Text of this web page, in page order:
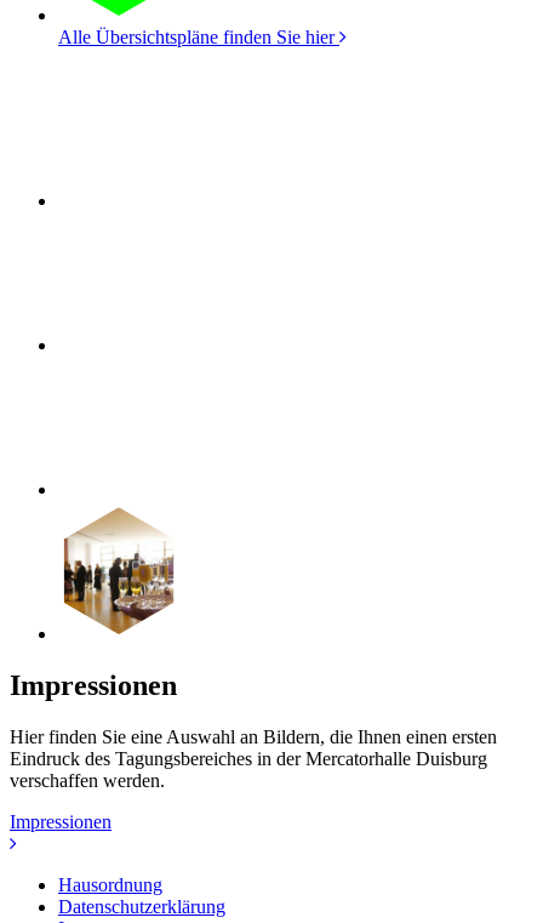
Alle Übersichtspläne finden Sie hier
Impressionen
Hier finden Sie eine Auswahl an Bildern, die Ihnen einen ersten
Eindruck des Tagungsbereiches in der Mercatorhalle Duisburg
verschaffen werden.
Impressionen
Hausordnung
Datenschutzerklärung